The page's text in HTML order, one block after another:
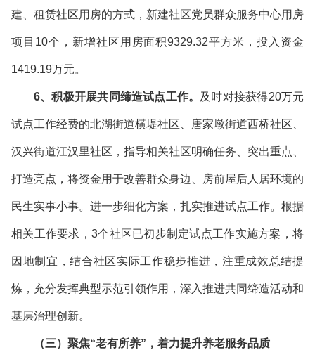
建、租赁社区用房的方式，新建社区党员群众服务中心用房
项目10个，新增社区用房面积9329.32平方米，投入资金
1419.19万元。
6、积极开展共同缔造试点工作。 及时对接获得20万元
试点工作经费的北湖街道横堤社区、唐家墩街道西桥社区、
汉兴街道江汉里社区，指导相关社区明确任务、突出重点、
打造亮点，将资金用于改善群众身边、房前屋后人居环境的
民生实事小事。进一步细化方案，扎实推进试点工作。根据
相关工作要求，3个社区已初步制定试点工作实施方案，将
因地制宜，结合社区实际工作稳步推进，注重成效总结提
炼，充分发挥典型示范引领作用，深入推进共同缔造活动和
基层治理创新。
（三）聚焦“老有所养”，着力提升养老服务品质